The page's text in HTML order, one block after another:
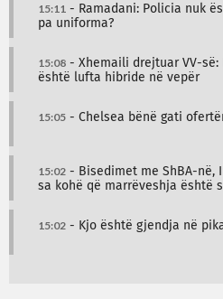
15:11 - Ramadani: Policia nuk
pa uniforma?
15:08 - Xhemaili drejtuar VV-
është lufta hibride në vepër
15:05 - Chelsea bënë gati
15:02 - Bisedimet me ShBA-në,
sa kohë që marrëveshja është
15:02 - Kjo është gjendja në